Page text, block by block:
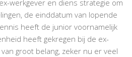
werkgever en diens strategie om
de einddatum van lopende
heeft de junior voornamelijk
heeft gekregen bij de ex-
groot belang, zeker nu er veel